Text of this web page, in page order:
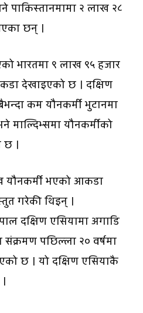
पाकिस्तानमामा २ लाख २८
छन् ।
भारतमा ९ लाख ९५ हजार
देखाइएको छ । दक्षिण
कम यौनकर्मी भुटानमा
माल्दिभ्समा यौनकर्मीको
छ ।
यौनकर्मी भएको आकडा
गरेकी थिइन् ।
दक्षिण एसियामा अगाडि
पछिल्ला २० वर्षमा
छ । यो दक्षिण एसियाकै